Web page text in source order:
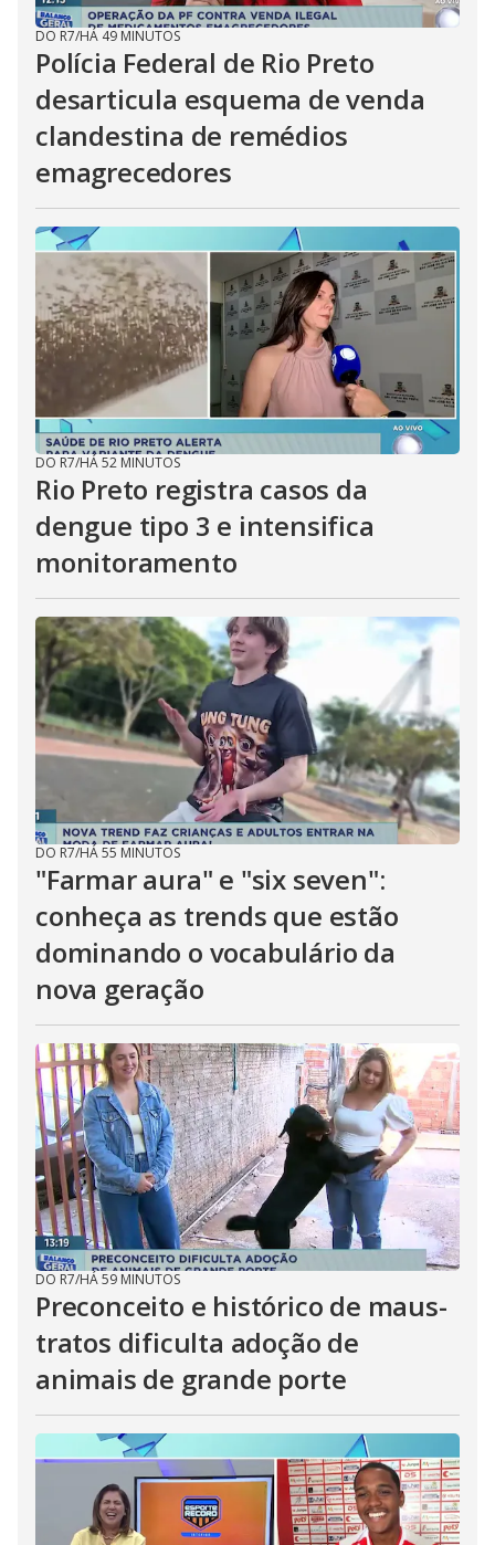
DO R7/HÁ 49 MINUTOS
Polícia Federal de Rio Preto
desarticula esquema de venda
clandestina de remédios
emagrecedores
DO R7/HÁ 52 MINUTOS
Rio Preto registra casos da
dengue tipo 3 e intensifica
monitoramento
DO R7/HÁ 55 MINUTOS
"Farmar aura" e "six seven":
conheça as trends que estão
dominando o vocabulário da
nova geração
DO R7/HÁ 59 MINUTOS
Preconceito e histórico de maus-
tratos dificulta adoção de
animais de grande porte